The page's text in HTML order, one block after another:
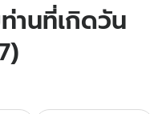
านที่เกิดวัน